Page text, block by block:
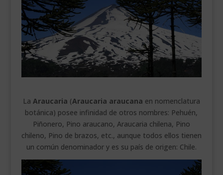
___________________________
VEURE EN CATALÀ
La Araucaria (Araucaria araucana en nomenclatura
botánica) posee infinidad de otros nombres: Pehuén,
Piñonero, Pino araucano, Araucaria chilena, Pino
chileno, Pino de brazos, etc., aunque todos ellos tienen
un común denominador y es su país de origen: Chile.